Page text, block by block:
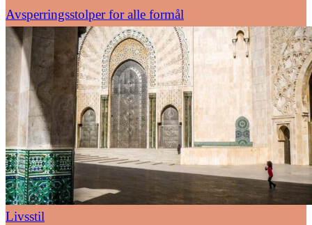
Avsperringsstolper for alle formål
Livsstil